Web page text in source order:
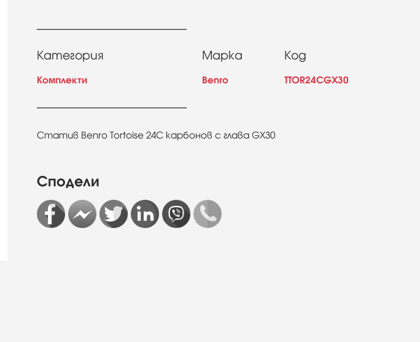
Категория
Комплекти
Марка
Benro
Код
TTOR24CGX30
Статив Benro Tortoise 24C карбонов с глава GX30
Сподели